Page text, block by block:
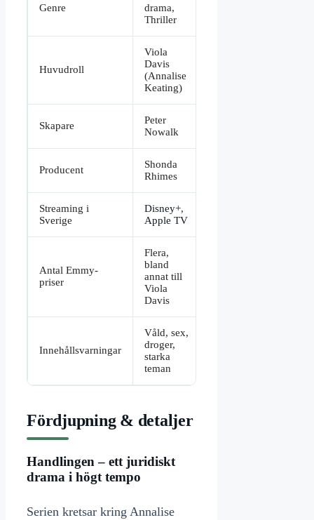
Genre
drama,
Thriller
Huvudroll
Viola
Davis
(Annalise
Keating)
Skapare
Peter
Nowalk
Producent
Shonda
Rhimes
Streaming i
Sverige
Disney+,
Apple TV
Antal Emmy-
priser
Flera,
bland
annat till
Viola
Davis
Innehållsvarningar
Våld, sex,
droger,
starka
teman
Fördjupning & detaljer
Handlingen – ett juridiskt
drama i högt tempo
Serien kretsar kring Annalise